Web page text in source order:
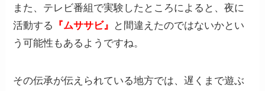
また、テレビ番組で実験したところによると、夜に
活動する
『ムササビ』
と間違えたのではないかとい
う可能性もあるようですね。
その伝承が伝えられている地方では、遅くまで遊ぶ